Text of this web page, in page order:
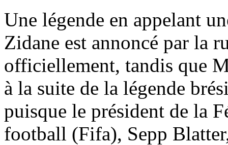
Une légende en appelant
Zidane est annoncé par la
officiellement, tandis que
à la suite de la légende
puisque le président de la
football (Fifa), Sepp